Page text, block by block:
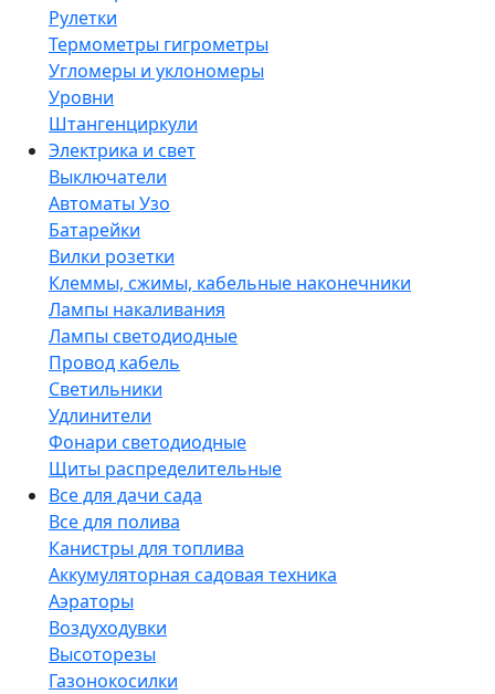
Рулетки
Термометры гигрометры
Угломеры и уклономеры
Уровни
Штангенциркули
Электрика и свет
Выключатели
Автоматы Узо
Батарейки
Вилки розетки
Клеммы, сжимы, кабельные наконечники
Лампы накаливания
Лампы светодиодные
Провод кабель
Светильники
Удлинители
Фонари светодиодные
Щиты распределительные
Все для дачи сада
Все для полива
Канистры для топлива
Аккумуляторная садовая техника
Аэраторы
Воздуходувки
Высоторезы
Газонокосилки